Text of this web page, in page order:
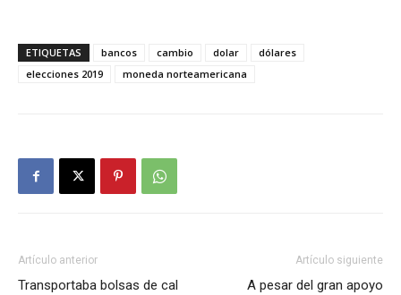
ETIQUETAS bancos cambio dolar
dólares
elecciones 2019
moneda norteamericana
Artículo anterior
Transportaba bolsas de cal
Artículo siguiente
A pesar del gran apoyo